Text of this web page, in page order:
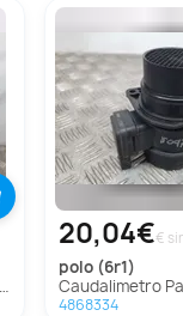
20,04€€
polo (6r1)
Caudalimetro Para
4868334